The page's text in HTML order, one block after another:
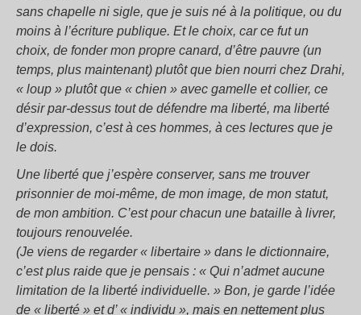
sans chapelle ni sigle, que je suis né à la politique, ou du
moins à l’écriture publique. Et le choix, car ce fut un
choix, de fonder mon propre canard, d’être pauvre (un
temps, plus maintenant) plutôt que bien nourri chez Drahi,
« loup » plutôt que « chien » avec gamelle et collier, ce
désir par-dessus tout de défendre ma liberté, ma liberté
d’expression, c’est à ces hommes, à ces lectures que je
le dois.
Une liberté que j’espère conserver, sans me trouver
prisonnier de moi-même, de mon image, de mon statut,
de mon ambition. C’est pour chacun une bataille à livrer,
toujours renouvelée.
(Je viens de regarder « libertaire » dans le dictionnaire,
c’est plus raide que je pensais : « Qui n’admet aucune
limitation de la liberté individuelle. » Bon, je garde l’idée
de « liberté » et d’ « individu », mais en nettement plus